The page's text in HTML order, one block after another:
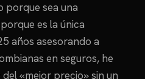
porque sea una
es la única
años asesorando a
en seguros, he
«mejor precio» sin un